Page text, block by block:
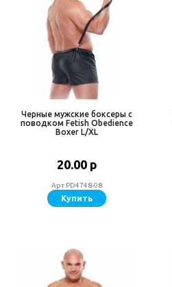
Черные мужские боксеры с
поводком Fetish Obedience
Boxer L/XL
20.00 р
Арт.PD4748-08
Купить